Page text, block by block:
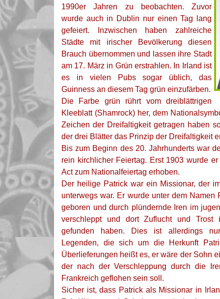
1990er Jahren zu beobachten. Zuvor
wurde auch in Dublin nur einen Tag lang
gefeiert. Inzwischen haben zahlreiche
Städte mit irischer Bevölkerung diesen
Brauch übernommen und lassen ihre Stadt
am 17. März in Grün erstrahlen. In Irland ist
es in vielen Pubs sogar üblich, das
Guinness an diesem Tag grün einzufärben.
Die Farbe grün rührt vom dreiblättrigen
Kleeblatt (Shamrock) her, dem
Zeichen der Dreifaltigkeit getragen haben
der drei Blätter das Prinzip der Dreifaltigkeit
Bis zum Beginn des 20. Jahrhunderts war
rein kirchlicher Feiertag. Erst 1903 wurde
Act zum Nationalfeiertag erhoben.
Der heilige Patrick war ein Missionar, der
unterwegs war. Er wurde unter dem Namen
geboren und durch plündernde Iren im
verschleppt und dort Zuflucht und Trost
gefunden haben. Dies ist allerdings
Legenden, die sich um die Herkunft
Überlieferungen heißt es, er wäre der Sohn
der nach der Verschleppung durch die
Frankreich geflohen sein soll.
Sicher ist, dass Patrick als Missionar in